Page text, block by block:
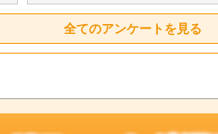
全てのアンケートを見る